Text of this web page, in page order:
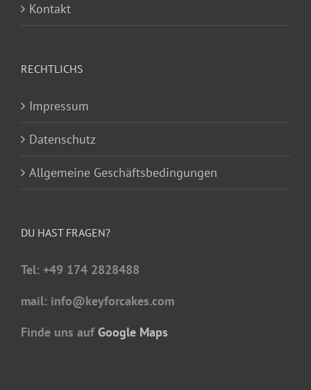
Kontakt
RECHTLICHS
Impressum
Datenschutz
Allgemeine Geschäftsbedingungen
DU HAST FRAGEN?
Tel: +49 174 2828488
mail: info@keyforcakes.com
Finde uns auf Google Maps